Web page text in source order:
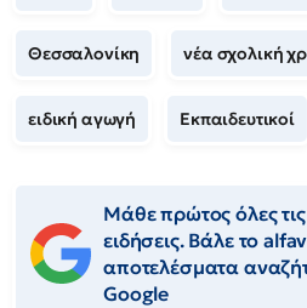
Θεσσαλονίκη νέα σχολική
ειδική αγωγή Εκπαιδευτικοί
Μάθε πρώτος όλες
ειδήσεις. Βάλε το
αποτελέσματα
Google